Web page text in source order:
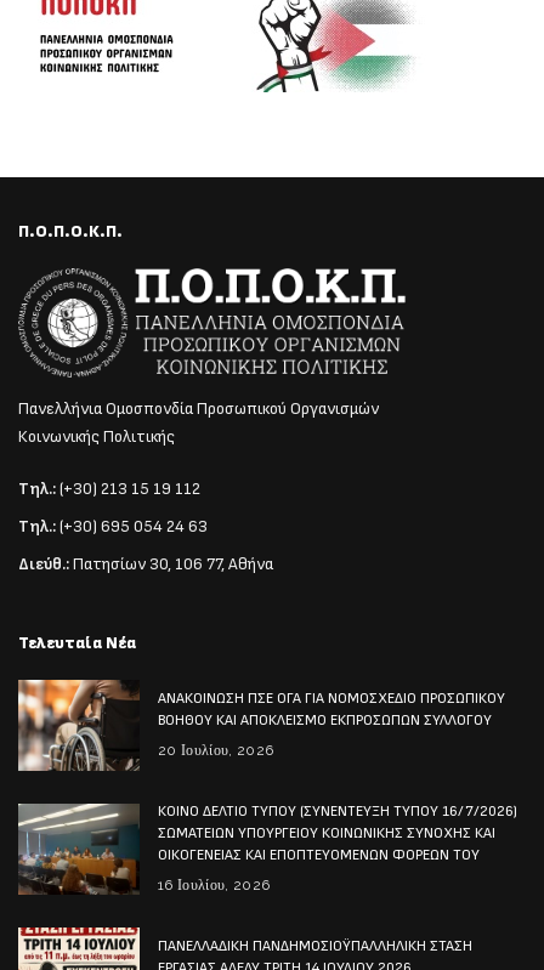
Π.Ο.Π.Ο.Κ.Π.
Πανελλήνια Ομοσπονδία Προσωπικού Οργανισμών
Κοινωνικής Πολιτικής
Τηλ.:(+30) 213 15 19 112
Τηλ.:(+30) 695 054 24 63
Διεύθ.:Πατησίων 30, 106 77, Αθήνα
Τελευταία Νέα
ΑΝΑΚΟΙΝΩΣΗ ΠΣΕ ΟΓΑ ΓΙΑ ΝΟΜΟΣΧΕΔΙΟ ΠΡΟΣΩΠΙΚΟΥ
ΒΟΗΘΟΥ ΚΑΙ ΑΠΟΚΛΕΙΣΜΟ ΕΚΠΡΟΣΩΠΩΝ ΣΥΛΛΟΓΟΥ
20 Ιουλίου, 2026
ΚΟΙΝΟ ΔΕΛΤΙΟ ΤΥΠΟΥ (ΣΥΝΕΝΤΕΥΞΗ ΤΥΠΟΥ 16/7/2026)
ΣΩΜΑΤΕΙΩΝ ΥΠΟΥΡΓΕΙΟΥ ΚΟΙΝΩΝΙΚΗΣ ΣΥΝΟΧΗΣ ΚΑΙ
ΟΙΚΟΓΕΝΕΙΑΣ ΚΑΙ ΕΠΟΠΤΕΥΟΜΕΝΩΝ ΦΟΡΕΩΝ ΤΟΥ
16 Ιουλίου, 2026
ΠΑΝΕΛΛΑΔΙΚΗ ΠΑΝΔΗΜΟΣΙΟΫΠΑΛΛΗΛΙΚΗ ΣΤΑΣΗ